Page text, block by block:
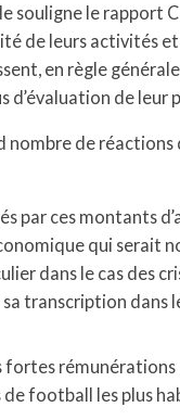
souligne le rapport
de leurs activités
en règle
d’évaluation de leur
de
par ces montants
qui serait
dans le cas des
transcription
fortes rémunérations
football les plus